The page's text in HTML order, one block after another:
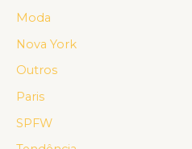
Moda
Nova York
Outros
Paris
SPFW